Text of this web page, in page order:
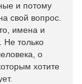
и потому
свой вопрос.
имена и
Не только
о
хотите